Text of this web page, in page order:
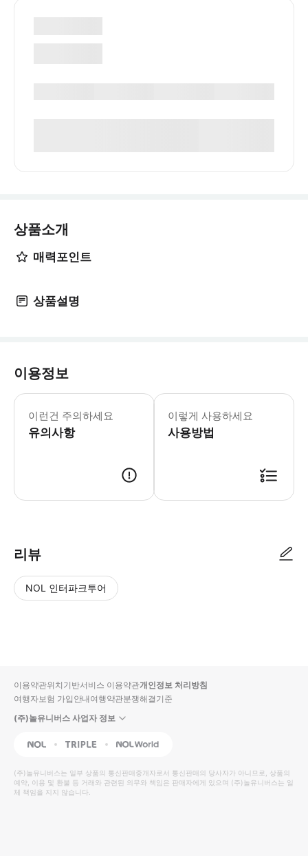
상품소개
매력포인트
상품설명
이용정보
이런건 주의하세요
유의사항
▶ 꼭 알아두세요 * 만 15세 이하의 게
이렇게 사용하세요
사용방법
리뷰
NOL 인터파크투어
입니
다.
높
은
순
동
영
상
순
상
이용약관위치기반서비스 이용약관개인정보 처리방침
여행자보험 가입안내여행약관분쟁해결기준
(주)놀유니버스 사업자 정보
NOL Triple Interpark Global
(주)놀유니버스는 일부 상품의 통신판매중개자로서 통신판매의 당사자가 아니므로, 상품의
예약, 이용 및 환불 등 거래와 관련된 의무와 책임은 판매자에게 있으며 (주)놀유니버스는 일
체 책임을 지지 않습니다.